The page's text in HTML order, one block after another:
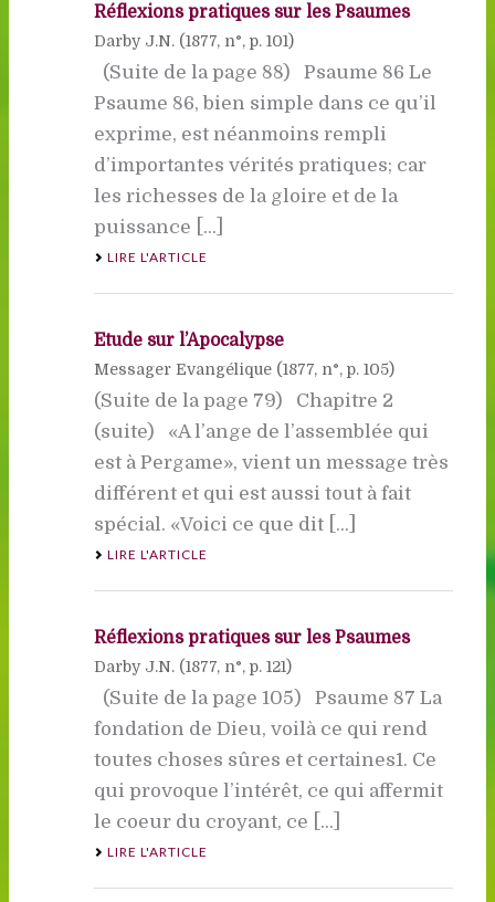
Réflexions pratiques sur les Psaumes
Darby J.N. (1877, n°, p. 101)
(Suite de la page 88) Psaume 86 Le
Psaume 86, bien simple dans ce qu’il
exprime, est néanmoins rempli
d’importantes vérités pratiques; car
les richesses de la gloire et de la
puissance [...]
LIRE L'ARTICLE
Etude sur l’Apocalypse
Messager Evangélique (1877, n°, p. 105)
(Suite de la page 79) Chapitre 2
(suite) «A l’ange de l’assemblée qui
est à Pergame», vient un message très
différent et qui est aussi tout à fait
spécial. «Voici ce que dit [...]
LIRE L'ARTICLE
Réflexions pratiques sur les Psaumes
Darby J.N. (1877, n°, p. 121)
(Suite de la page 105) Psaume 87 La
fondation de Dieu, voilà ce qui rend
toutes choses sûres et certaines1. Ce
qui provoque l’intérêt, ce qui affermit
le coeur du croyant, ce [...]
LIRE L'ARTICLE